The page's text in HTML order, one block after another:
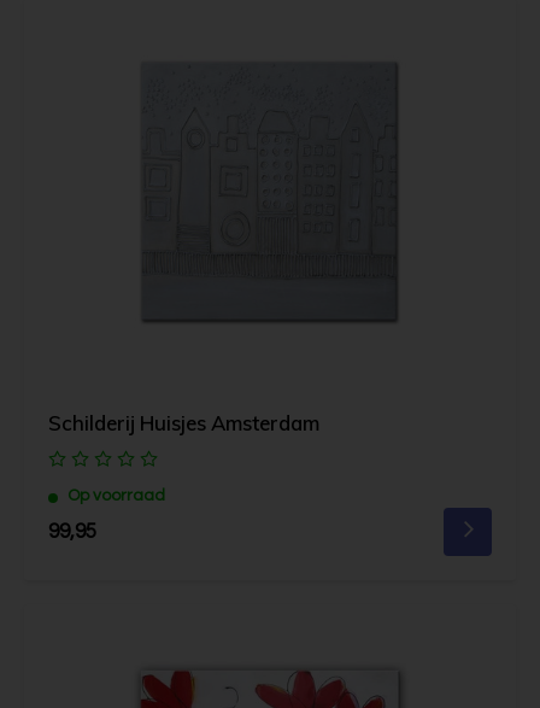
Schilderij Huisjes Amsterdam
Op voorraad
99,95